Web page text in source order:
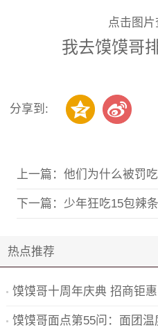
点击图
我去馍馍哥
分享到:
上一篇： 他们为什么被罚
下一篇： 少年狂吃15包辣
热点推荐
馍馍哥十周年庆典 招商钜
馍馍哥面点第55问：面团